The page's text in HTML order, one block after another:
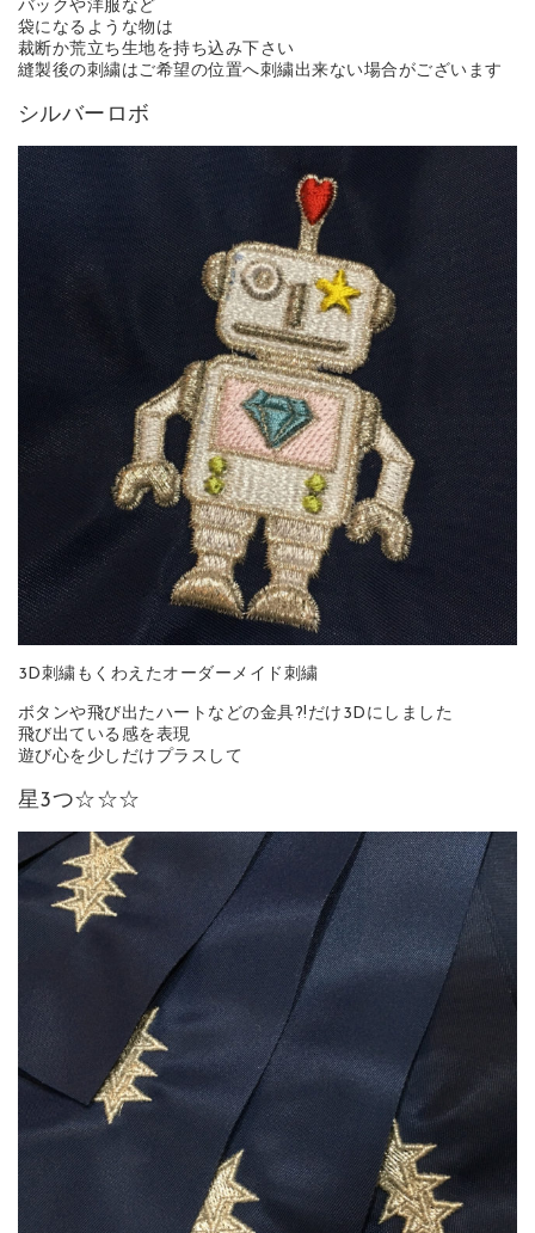
バックや洋服など
袋になるような物は
裁断か荒立ち生地を持ち込み下さい
縫製後の刺繍はご希望の位置へ刺繍出来ない場合がございます
シルバーロボ
3D刺繍もくわえたオーダーメイド刺繍
ボタンや飛び出たハートなどの金具?!だけ3Dにしました
飛び出ている感を表現
遊び心を少しだけプラスして
星3つ☆☆☆